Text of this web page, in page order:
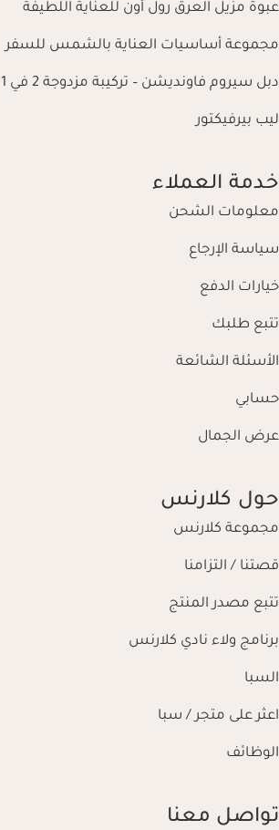
عبوة مزيل العرق رول أون للعناية اللطيفة
مجموعة أساسيات العناية بالشمس للسفر
دبل سيروم فاونديشن – تركيبة مزدوجة 2 في 1
ليب بيرفيكتور
خدمة العملاء
معلومات الشحن
سياسة الإرجاع
خيارات الدفع
تتبع طلبك
الأسئلة الشائعة
حسابي
عرض الجمال
حول كلارنس
مجموعة كلارنس
قصتنا / التزامنا
تتبع مصدر المنتج
برنامج ولاء نادي كلارنس
السبا
اعثر على متجر / سبا
الوظائف
تواصل معنا